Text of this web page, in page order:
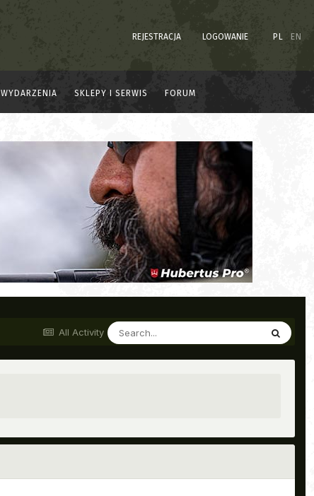
REJESTRACJA LOGOWANIE PL EN
WYDARZENIA SKLEPY I SERWIS FORUM